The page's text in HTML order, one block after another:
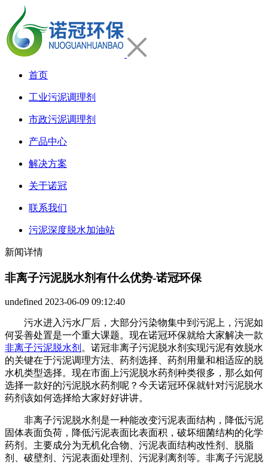
首页
工业污泥调理剂
市政污泥调理剂
产品中心
解决方案
关于诺冠
联系我们
污泥深度脱水加油站
新闻详情
非离子污泥脱水剂有什么优势-诺冠环保
undefined 2023-06-09 09:12:40
污水进入污水厂后，大部分污染物集中到污泥上，污泥如
何妥善处置是一个重大课题。现在诺冠环保就给大家解决一款
非离子污泥脱水剂 。诺冠非离子污泥脱水剂实现污泥有效脱水
的关键在于污泥调理方法、药剂选择、药剂用量和相适应的脱
水机类型选择。现在市面上污泥脱水药剂种类很多，那么如何
选择一款好的污泥脱水药剂呢？今天诺冠环保就针对污泥脱水
药剂该如何选择给大家好好讲讲。
非离子污泥脱水剂是一种能改变污泥表面结构，降低污泥
固体表面负荷，降低污泥表面比表面积，破坏细菌结构的化学
药剂。主要成分为无机化合物、污泥表面结构改性剂、脱脂
剂、破壁剂、污泥表面处理剂、污泥剥离剂等。非离子污泥脱